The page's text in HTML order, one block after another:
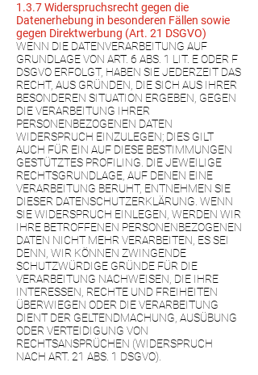
1.3.7 Widerspruchsrecht gegen die
Datenerhebung in besonderen Fällen sowie
gegen Direktwerbung (Art. 21 DSGVO)
WENN DIE DATENVERARBEITUNG AUF
GRUNDLAGE VON ART. 6 ABS. 1 LIT. E ODER F
DSGVO ERFOLGT, HABEN SIE JEDERZEIT DAS
RECHT, AUS GRÜNDEN, DIE SICH AUS IHRER
BESONDEREN SITUATION ERGEBEN, GEGEN
DIE VERARBEITUNG IHRER
PERSONENBEZOGENEN DATEN
WIDERSPRUCH EINZULEGEN; DIES GILT
AUCH FÜR EIN AUF DIESE BESTIMMUNGEN
GESTÜTZTES PROFILING. DIE JEWEILIGE
RECHTSGRUNDLAGE, AUF DENEN EINE
VERARBEITUNG BERUHT, ENTNEHMEN SIE
DIESER DATENSCHUTZERKLÄRUNG. WENN
SIE WIDERSPRUCH EINLEGEN, WERDEN WIR
IHRE BETROFFENEN PERSONENBEZOGENEN
DATEN NICHT MEHR VERARBEITEN, ES SEI
DENN, WIR KÖNNEN ZWINGENDE
SCHUTZWÜRDIGE GRÜNDE FÜR DIE
VERARBEITUNG NACHWEISEN, DIE IHRE
INTERESSEN, RECHTE UND FREIHEITEN
ÜBERWIEGEN ODER DIE VERARBEITUNG
DIENT DER GELTENDMACHUNG, AUSÜBUNG
ODER VERTEIDIGUNG VON
RECHTSANSPRÜCHEN (WIDERSPRUCH
NACH ART. 21 ABS. 1 DSGVO).